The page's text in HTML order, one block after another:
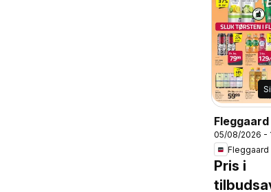
Fleggaard
05/08/2026 -
Fleggaard
Pris i